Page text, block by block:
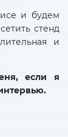
и будем
стенд
и
если я